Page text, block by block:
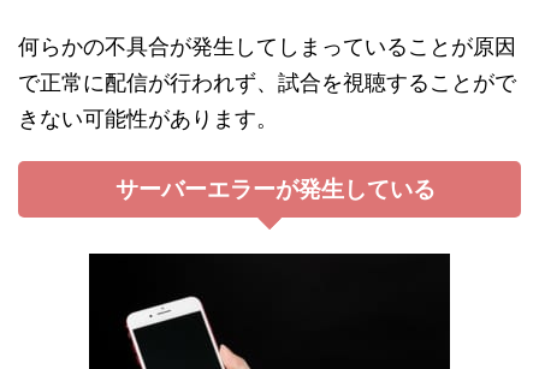
何らかの不具合が発生してしまっていることが原因
で正常に配信が行われず、試合を視聴することがで
きない可能性があります。
サーバーエラーが発生している